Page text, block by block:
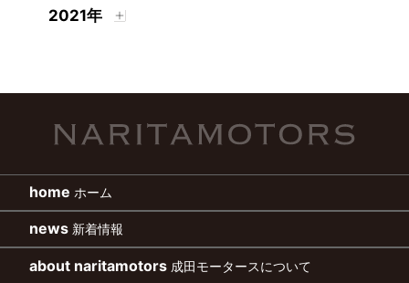
2021年
home ホーム
news 新着情報
about naritamotors 成田モータースについて